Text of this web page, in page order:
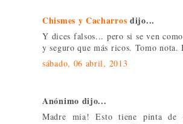
Chismes y Cacharros dijo...
Y dices falsos... pero si se ven
y seguro que más ricos. Tomo nota.
sábado, 06 abril, 2013
Anónimo dijo...
Madre mia! Esto tiene pinta de